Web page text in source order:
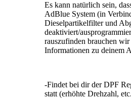
Es kann natürlich sein,
AdBlue System (in
Dieselpartikelfilter und
deaktiviert/
rauszufinden brauchen
Informationen zu deinem
-Findet bei dir der DPF
statt (erhöhte Drehzahl,